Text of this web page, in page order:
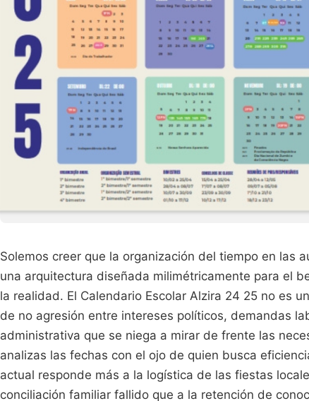
Solemos creer que la organización del tiempo en las
una arquitectura diseñada milimétricamente para el
la realidad. El Calendario Escolar Alzira 24 25 no es
de no agresión entre intereses políticos, demandas
administrativa que se niega a mirar de frente las
analizas las fechas con el ojo de quien busca
actual responde más a la logística de las fiestas
conciliación familiar fallido que a la retención de